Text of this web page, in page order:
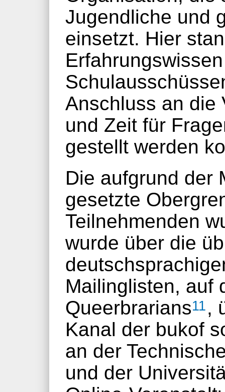
Jugendliche und
einsetzt. Hier
Anschluss an die
und Zeit für
gestellt werden
Die aufgrund der
gesetzte
Teilnehmenden
wurde über die
Mailinglisten, auf
Queerbrarians11,
Kanal der bukof
an der
und der